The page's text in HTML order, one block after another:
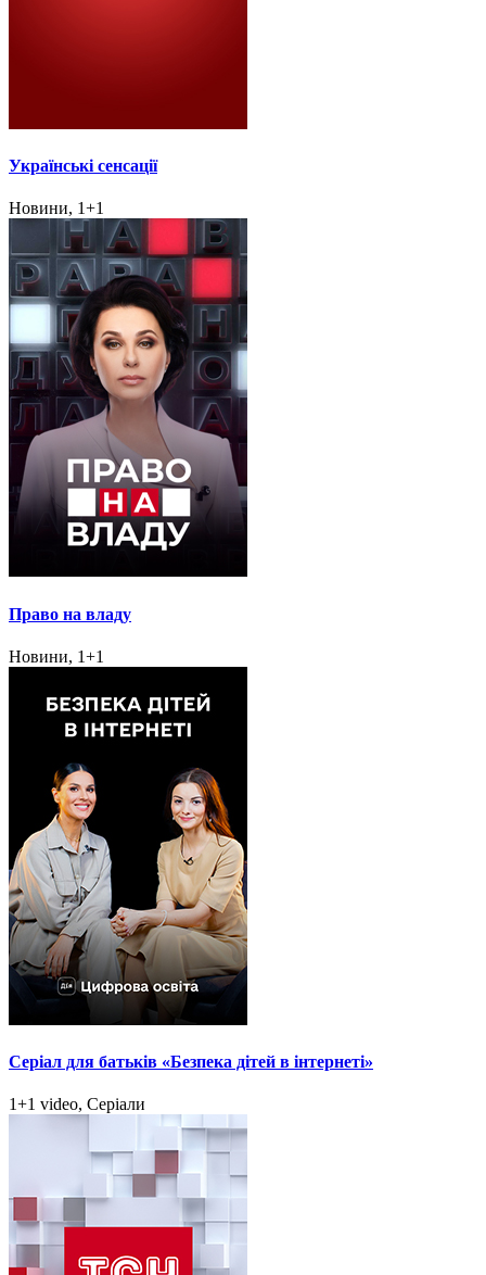
Українські сенсації
Новини, 1+1
Право на владу
Новини, 1+1
Серіал для батьків «Безпека дітей в інтернеті»
1+1 video, Серіали